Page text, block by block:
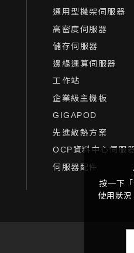
通用型機架伺服器
高密度伺服器
儲存伺服器
邊緣運算伺服器
工作站
企業級主機板
GIGAPOD
先進散熱方案
OCP資料中心伺服
伺服器配件
按一下
使用狀